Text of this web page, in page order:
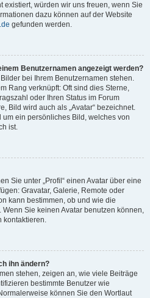
existiert, würden wir uns freuen, wenn Sie
dazu können auf der Website
gefunden werden.
Benutzernamen angezeigt werden?
bei Ihrem Benutzernamen stehen.
Rang verknüpft: Oft sind dies Sterne,
oder Ihren Status im Forum
Bild wird auch als „Avatar“ bezeichnet.
ein persönliches Bild, welches von
ist.
Sie unter „Profil“ einen Avatar über eine
Gravatar, Galerie, Remote oder
kann bestimmen, ob und wie die
Sie keinen Avatar benutzen können,
kontaktieren.
ihn ändern?
stehen, zeigen an, wie viele Beiträge
bestimmte Benutzer wie
können Sie den Wortlaut